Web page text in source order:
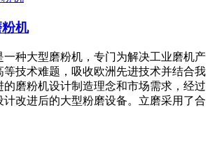
机
一种大型磨粉机，专门为解决工业磨机产
等技术难题，吸收欧洲先进技术并结合我
的磨粉机设计制造理念和市场需求，经过
计改进后的大型粉磨设备。立磨采用了合